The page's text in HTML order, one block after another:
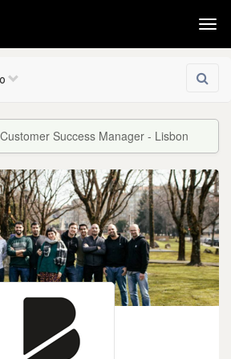
Customer Success Manager - Lisbon